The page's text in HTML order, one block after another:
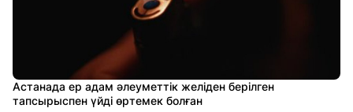
Астанада ер адам әлеуметтік желіден берілген
тапсырыспен үйді өртемек болған